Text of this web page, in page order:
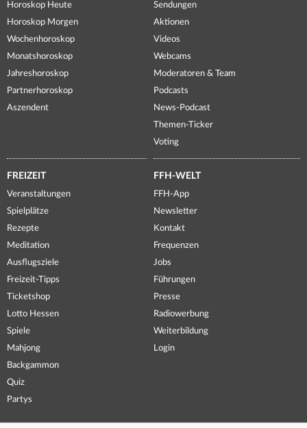
Horoskop Heute
Horoskop Morgen
Wochenhoroskop
Monatshoroskop
Jahreshoroskop
Partnerhoroskop
Aszendent
Sendungen
Aktionen
Videos
Webcams
Moderatoren & Team
Podcasts
News-Podcast
Themen-Ticker
Voting
FREIZEIT
Veranstaltungen
Spielplätze
Rezepte
Meditation
Ausflugsziele
Freizeit-Tipps
Ticketshop
Lotto Hessen
Spiele
Mahjong
Backgammon
Quiz
Partys
FFH-WELT
FFH-App
Newsletter
Kontakt
Frequenzen
Jobs
Führungen
Presse
Radiowerbung
Weiterbildung
Login